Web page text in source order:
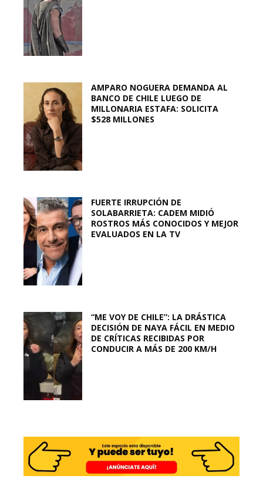
AMPARO NOGUERA DEMANDA AL
BANCO DE CHILE LUEGO DE
MILLONARIA ESTAFA: SOLICITA
$528 MILLONES
FUERTE IRRUPCIÓN DE
SOLABARRIETA: CADEM MIDIÓ
ROSTROS MÁS CONOCIDOS Y MEJOR
EVALUADOS EN LA TV
“ME VOY DE CHILE”: LA DRÁSTICA
DECISIÓN DE NAYA FÁCIL EN MEDIO
DE CRÍTICAS RECIBIDAS POR
CONDUCIR A MÁS DE 200 KM/H